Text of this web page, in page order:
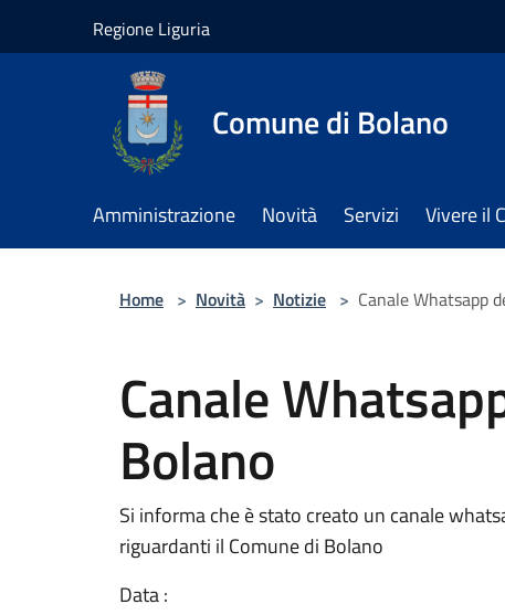
Regione Liguria
Comune di Bolano
Amministrazione Novità Servizi Vivere il
Home > Novità > Notizie > Canale Whatsapp
Canale
Bolano
Si informa che è stato creato un canale
riguardanti il Comune di Bolano
Data :